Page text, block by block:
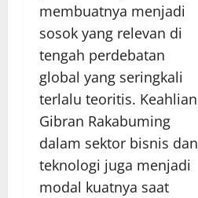
membuatnya menjadi
sosok yang relevan di
tengah perdebatan
global yang seringkali
terlalu teoritis. Keahlian
Gibran Rakabuming
dalam sektor bisnis dan
teknologi juga menjadi
modal kuatnya saat